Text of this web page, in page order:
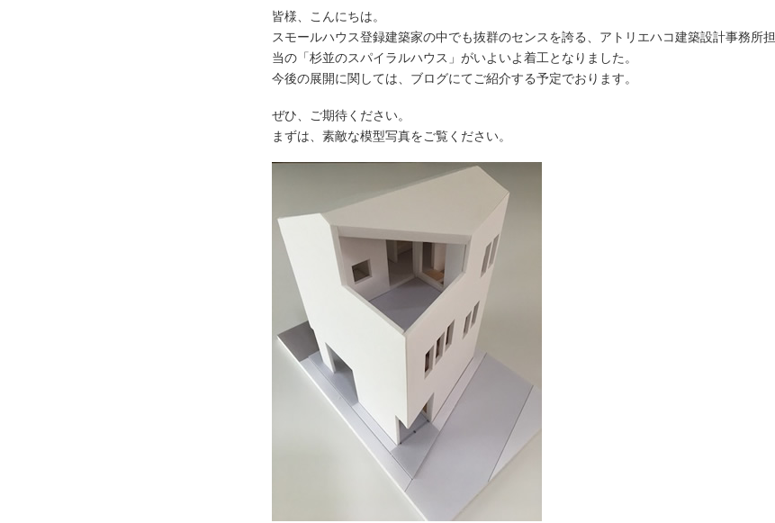
皆様、こんにちは。
スモールハウス登録建築家の中でも抜群のセンスを誇る、アトリエハコ建築設計事務所担
当の「杉並のスパイラルハウス」がいよいよ着工となりました。
今後の展開に関しては、ブログにてご紹介する予定でおります。
ぜひ、ご期待ください。
まずは、素敵な模型写真をご覧ください。